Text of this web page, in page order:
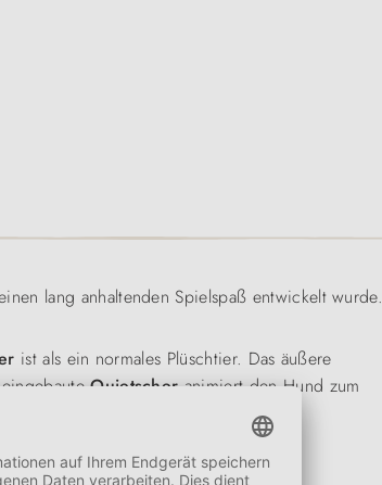
lang anhaltenden Spielspaß entwickelt wurde.
ist als ein normales Plüschtier. Das äußere
eingebauteQuietscher animiert den Hund zum